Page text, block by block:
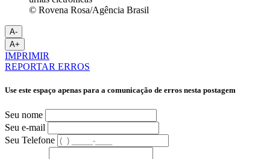
© Rovena Rosa/Agência Brasil
A-
A+
IMPRIMIR
REPORTAR ERROS
Use este espaço apenas para a comunicação de erros nesta postagem
Seu nome
Seu e-mail
Seu Telefone